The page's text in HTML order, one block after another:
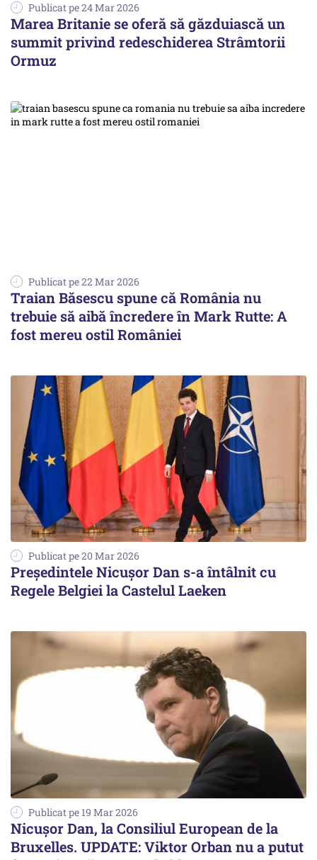
Publicat pe 24 Mar 2026
Marea Britanie se oferă să găzduiască un
summit privind redeschiderea Strâmtorii
Ormuz
Publicat pe 22 Mar 2026
Traian Băsescu spune că România nu
trebuie să aibă încredere în Mark Rutte: A
fost mereu ostil României
Publicat pe 20 Mar 2026
Președintele Nicuşor Dan s-a întâlnit cu
Regele Belgiei la Castelul Laeken
Publicat pe 19 Mar 2026
Nicușor Dan, la Consiliul European de la
Bruxelles. UPDATE: Viktor Orban nu a putut